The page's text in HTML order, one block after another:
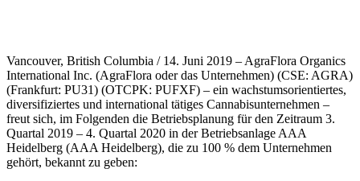
Vancouver, British Columbia / 14. Juni 2019 – AgraFlora Organics
International Inc. (AgraFlora oder das Unternehmen) (CSE: AGRA)
(Frankfurt: PU31) (OTCPK: PUFXF) – ein wachstumsorientiertes,
diversifiziertes und international tätiges Cannabisunternehmen –
freut sich, im Folgenden die Betriebsplanung für den Zeitraum 3.
Quartal 2019 – 4. Quartal 2020 in der Betriebsanlage AAA
Heidelberg (AAA Heidelberg), die zu 100 % dem Unternehmen
gehört, bekannt zu geben: